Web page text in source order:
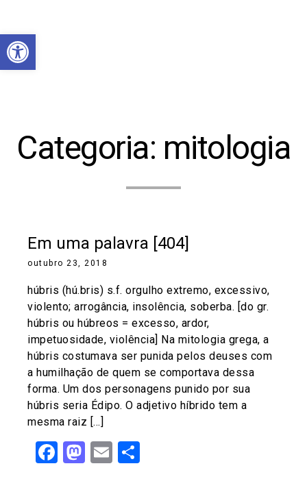
Abrir a barra de ferramentas
Categoria: mitologia
Em uma palavra [404]
outubro 23, 2018
húbris (hú.bris) s.f. orgulho extremo, excessivo,
violento; arrogância, insolência, soberba. [do gr.
húbris ou húbreos = excesso, ardor,
impetuosidade, violência] Na mitologia grega, a
húbris costumava ser punida pelos deuses com
a humilhação de quem se comportava dessa
forma. Um dos personagens punido por sua
húbris seria Édipo. O adjetivo híbrido tem a
mesma raiz […]
Facebook
Mastodon
Email